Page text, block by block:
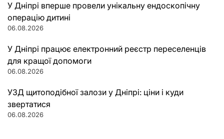
У Дніпрі вперше провели унікальну ендоскопічну
операцію дитині
06.08.2026
У Дніпрі працює електронний реєстр переселенців
для кращої допомоги
06.08.2026
УЗД щитоподібної залози у Дніпрі: ціни і куди
звертатися
06.08.2026